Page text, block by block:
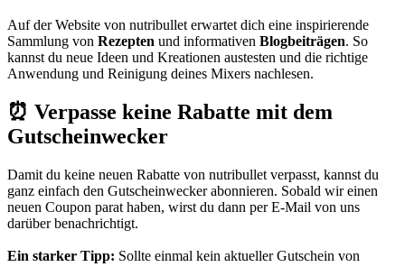
Auf der Website von nutribullet erwartet dich eine inspirierende
Sammlung von Rezepten und informativen Blogbeiträgen. So
kannst du neue Ideen und Kreationen austesten und die richtige
Anwendung und Reinigung deines Mixers nachlesen.
⏰ Verpasse keine Rabatte mit dem
Gutscheinwecker
Damit du keine neuen Rabatte von nutribullet verpasst, kannst du
ganz einfach den Gutscheinweckerabonnieren. Sobald wir einen
neuen Coupon parat haben, wirst du dann per E-Mail von uns
darüber benachrichtigt.
Ein starker Tipp: Sollte einmal kein aktueller Gutschein von